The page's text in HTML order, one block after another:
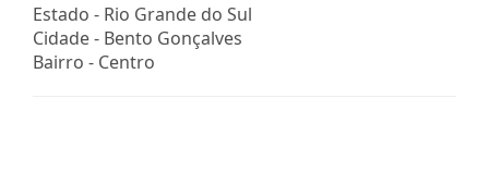
Estado - Rio Grande do Sul
Cidade - Bento Gonçalves
Bairro - Centro